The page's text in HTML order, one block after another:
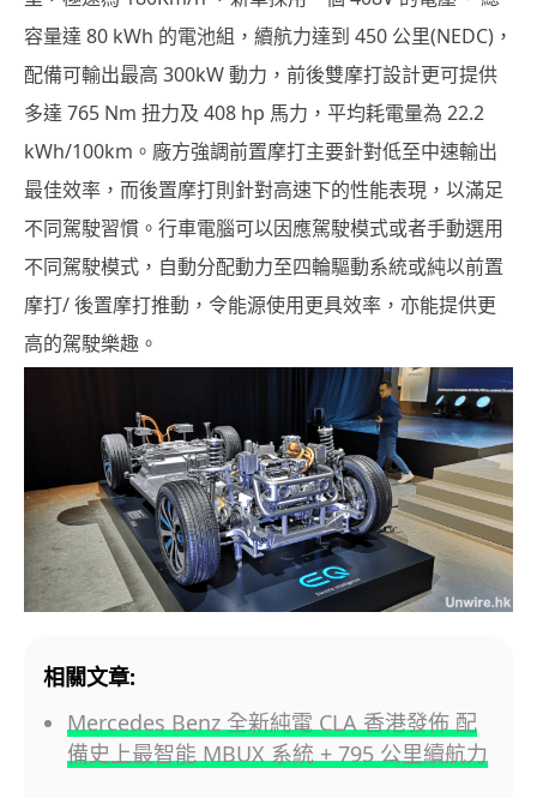
容量達 80 kWh 的電池組，續航力達到 450 公里(NEDC)，
配備可輸出最高 300kW 動力，前後雙摩打設計更可提供
多達 765 Nm 扭力及 408 hp 馬力，平均耗電量為 22.2
kWh/100km。廠方強調前置摩打主要針對低至中速輸出
最佳效率，而後置摩打則針對高速下的性能表現，以滿足
不同駕駛習慣。行車電腦可以因應駕駛模式或者手動選用
不同駕駛模式，自動分配動力至四輪驅動系統或純以前置
摩打/ 後置摩打推動，令能源使用更具效率，亦能提供更
高的駕駛樂趣。
相關文章:
Mercedes Benz 全新純電 CLA 香港發佈 配
備史上最智能 MBUX 系統 + 795 公里續航力